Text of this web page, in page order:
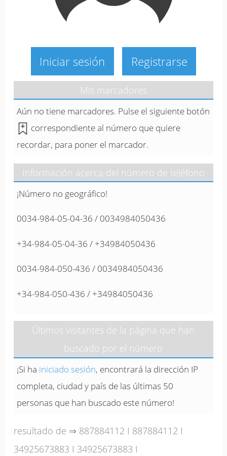
Iniciar sesión Registrarse
Mis marcadores
Aún no tiene marcadores. Pulse el siguiente botón
correspondiente al número que quiere
recordar, para poner el marcador.
Información acerca del número de teléfono
¡Número no geográfico!
0034-984-05-04-36 / 0034984050436
+34-984-05-04-36 / +34984050436
0034-984-050-436 / 0034984050436
+34-984-050-436 / +34984050436
Últimos visitantes de la página que han
buscado por el número
¡Si ha iniciado sesión, encontrará la dirección IP
completa, ciudad y país de las últimas 50
personas que han buscado este número!
resultado de ⇒ 887884112 I 887884112 I
34925673883 I 34925673883 I